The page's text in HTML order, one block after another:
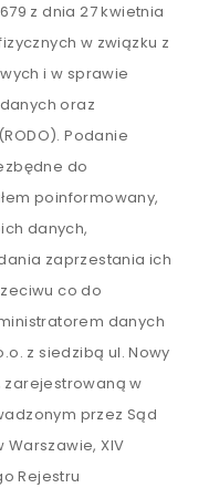
z dnia 27 kwietnia
w związku z
i w sprawie
oraz
Podanie
do
poinformowany,
danych,
zaprzestania ich
co do
danych
z siedzibą ul. Nowy
zarejestrowaną w
przez Sąd
Warszawie, XIV
Rejestru